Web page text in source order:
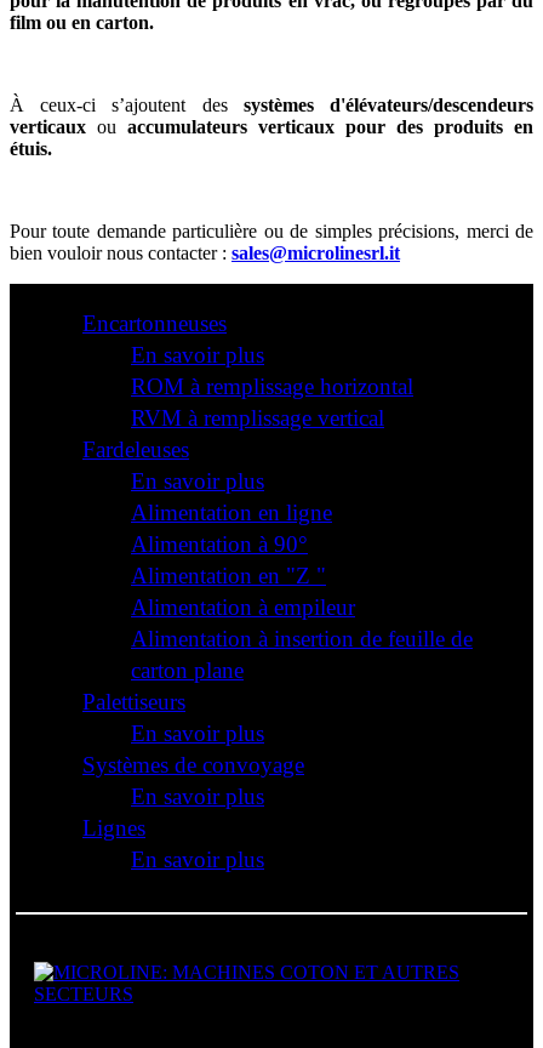
film ou en carton.
À ceux-ci s’ajoutent des systèmes d'élévateurs/descendeurs
verticaux ou accumulateurs verticaux pour des produits en
étuis.
Pour toute demande particulière ou de simples précisions, merci de
bien vouloir nous contacter : sales@microlinesrl.it
Encartonneuses
En savoir plus
ROM à remplissage horizontal
RVM à remplissage vertical
Fardeleuses
En savoir plus
Alimentation en ligne
Alimentation à 90°
Alimentation en "Z "
Alimentation à empileur
Alimentation à insertion de feuille de
carton plane
Palettiseurs
En savoir plus
Systèmes de convoyage
En savoir plus
Lignes
En savoir plus